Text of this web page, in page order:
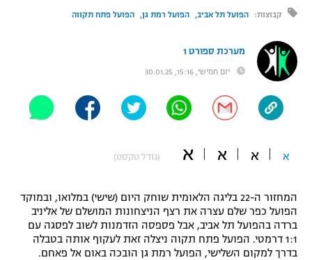
"מעל הליגה" – פודקאסט
"מחצית בשכונה" – פודקאסט
משתתפים וזוכים בפרסים
תקנון משתתפים וזוכים בפרסים
תקנון עבור פעילות ספורט 1 – "מרלן"
טניס
גיימינג E-Sports
תנאי שימוש
בני יהודה
אופניים
ספורט מוטורי
בייסבול MLB
ספורט אתגרי ואקסטרים
קבוצות: הפועל תל אביב הפועל רמת גן הפועל פתח תקווה
מערכת ספורט 1
יום חמישי, 15:16, 30.01.25
א א א א (גודל טקסט)
המחזור ה-22 בליגה הלאומית שוחק היום (שישי) במלואו, ובמוקד
הפועל כפר שלם עצרה את רצף הניצחונות המושלם של אליניב
ברדה בהפועל תל אביב, אבל פספסה הזדמנות לשוב לפסגה עם
1:1 דרמטי. הפועל פתח תקוה ניצלה זאת לעקוף אותה בטבלה
בדרך למקום השלישי, הפועל רמת גן הובכה באום אל פאחם.